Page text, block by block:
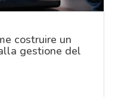
costruire un
gestione del